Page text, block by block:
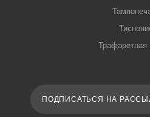
Трафаретная
ПОДПИСАТЬСЯ НА